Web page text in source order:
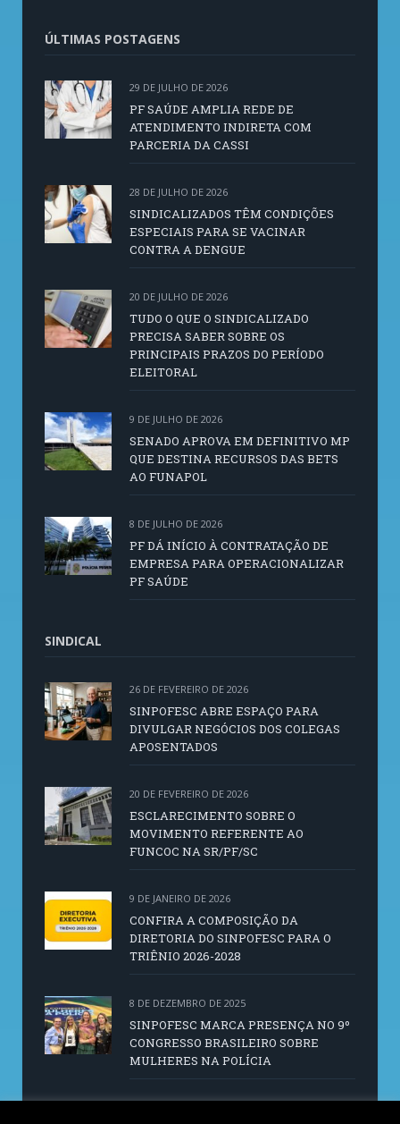
ÚLTIMAS POSTAGENS
29 DE JULHO DE 2026
PF SAÚDE AMPLIA REDE DE
ATENDIMENTO INDIRETA COM
PARCERIA DA CASSI
28 DE JULHO DE 2026
SINDICALIZADOS TÊM CONDIÇÕES
ESPECIAIS PARA SE VACINAR
CONTRA A DENGUE
20 DE JULHO DE 2026
TUDO O QUE O SINDICALIZADO
PRECISA SABER SOBRE OS
PRINCIPAIS PRAZOS DO PERÍODO
ELEITORAL
9 DE JULHO DE 2026
SENADO APROVA EM DEFINITIVO MP
QUE DESTINA RECURSOS DAS BETS
AO FUNAPOL
8 DE JULHO DE 2026
PF DÁ INÍCIO À CONTRATAÇÃO DE
EMPRESA PARA OPERACIONALIZAR
PF SAÚDE
SINDICAL
26 DE FEVEREIRO DE 2026
SINPOFESC ABRE ESPAÇO PARA
DIVULGAR NEGÓCIOS DOS COLEGAS
APOSENTADOS
20 DE FEVEREIRO DE 2026
ESCLARECIMENTO SOBRE O
MOVIMENTO REFERENTE AO
FUNCOC NA SR/PF/SC
9 DE JANEIRO DE 2026
CONFIRA A COMPOSIÇÃO DA
DIRETORIA DO SINPOFESC PARA O
TRIÊNIO 2026-2028
8 DE DEZEMBRO DE 2025
SINPOFESC MARCA PRESENÇA NO 9º
CONGRESSO BRASILEIRO SOBRE
MULHERES NA POLÍCIA